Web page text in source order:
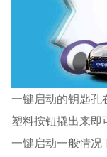
一键启动的钥匙孔
塑料按钮撬出来即
一键启动一般情况